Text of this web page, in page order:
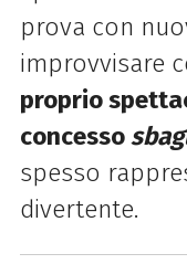
prova con
improvvisare
proprio
concesso
spesso
divertente.